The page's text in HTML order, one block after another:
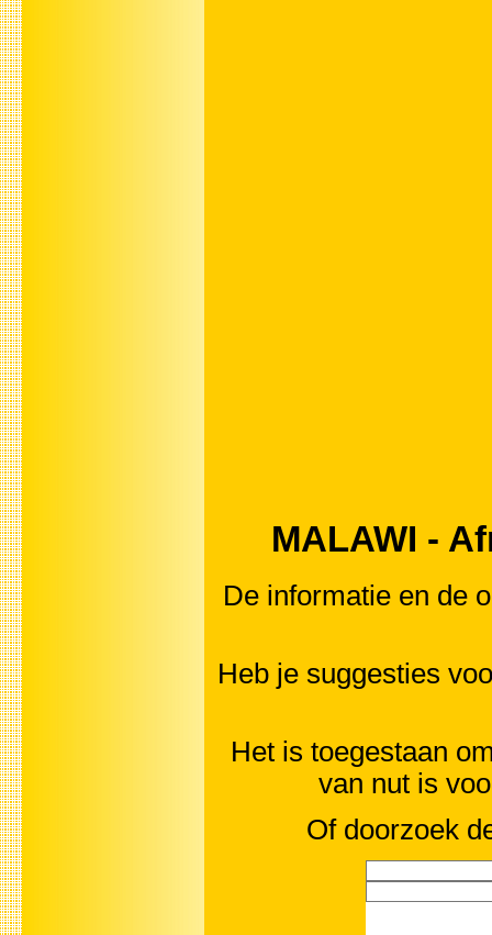
MALAWI -
De informatie en de
Heb je suggesties
Het is toegestaan
van nut is
Of doorzoek